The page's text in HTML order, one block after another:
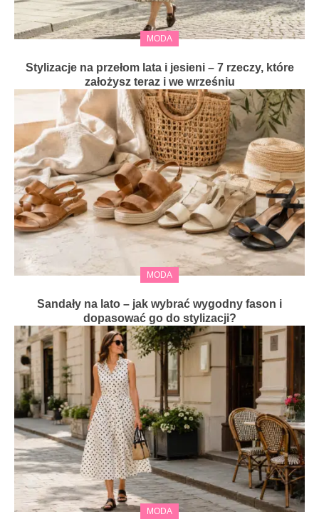
MODA
Stylizacje na przełom lata i jesieni – 7 rzeczy, które
założysz teraz i we wrześniu
MODA
Sandały na lato – jak wybrać wygodny fason i
dopasować go do stylizacji?
MODA